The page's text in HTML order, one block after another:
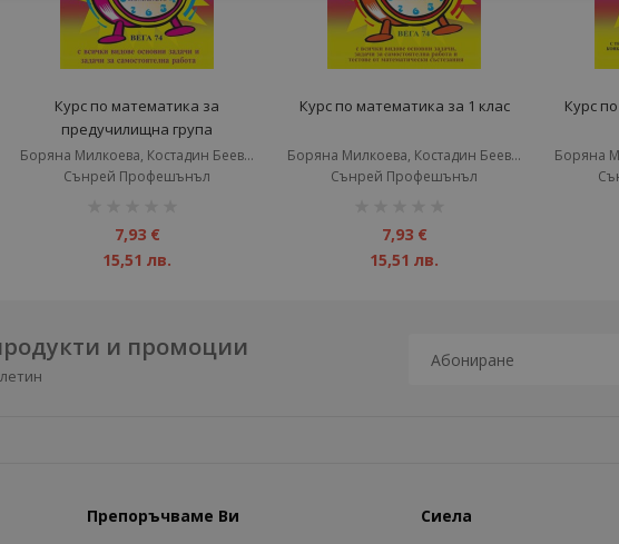
Курс по математика за
предучилищна група
Борянa Милкоева, Костадин Беев, Христина Беева, Дачо Беев
Сънрей Профешънъл
7,93 €
15,51 лв.
Курс по математика за 1 клас
Борянa Милкоева, Костадин Беев, Христина Беева, Дачо Беев
Сънрей Профешънъл
7,93 €
15,51 лв.
Курс
и промоции
Препоръчваме Ви Сиела